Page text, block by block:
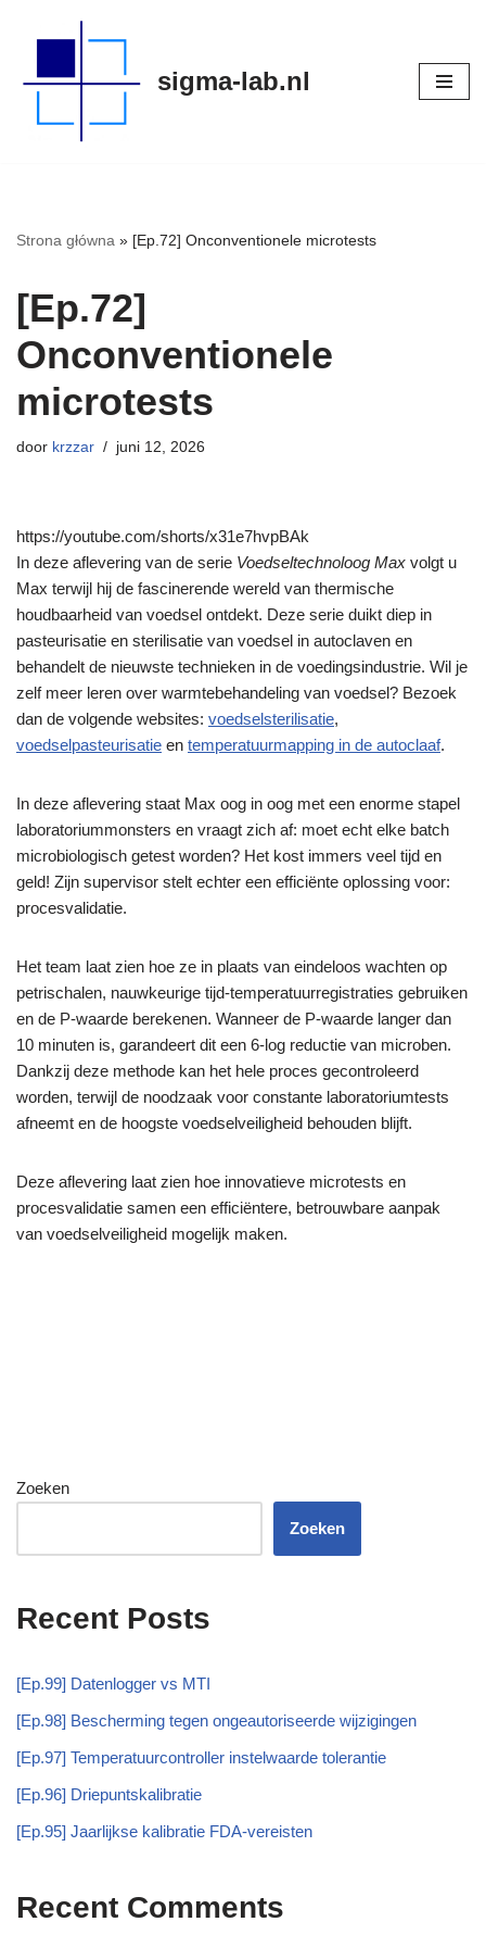
naar
sigma-lab.nl
Strona główna » [Ep.72] Onconventionele microtests
[Ep.72]
Onconventionele
microtests
door krzzar juni 12, 2026
https://youtube.com/shorts/x31e7hvpBAk
In deze aflevering van de serie Voedseltechnoloog Max volgt u
Max terwijl hij de fascinerende wereld van thermische
houdbaarheid van voedsel ontdekt. Deze serie duikt diep in
pasteurisatie en sterilisatie van voedsel in autoclaven en
behandelt de nieuwste technieken in de voedingsindustrie. Wil je
zelf meer leren over warmtebehandeling van voedsel? Bezoek
dan de volgende websites: voedselsterilisatie,
voedselpasteurisatie en temperatuurmapping in de autoclaaf.
In deze aflevering staat Max oog in oog met een enorme stapel
laboratoriummonsters en vraagt zich af: moet echt elke batch
microbiologisch getest worden? Het kost immers veel tijd en
geld! Zijn supervisor stelt echter een efficiënte oplossing voor:
procesvalidatie.
Het team laat zien hoe ze in plaats van eindeloos wachten op
petrischalen, nauwkeurige tijd-temperatuurregistraties gebruiken
en de P-waarde berekenen. Wanneer de P-waarde langer dan
10 minuten is, garandeert dit een 6-log reductie van microben.
Dankzij deze methode kan het hele proces gecontroleerd
worden, terwijl de noodzaak voor constante laboratoriumtests
afneemt en de hoogste voedselveiligheid behouden blijft.
Deze aflevering laat zien hoe innovatieve microtests en
procesvalidatie samen een efficiëntere, betrouwbare aanpak
van voedselveiligheid mogelijk maken.
Zoeken
Zoeken
Recent Posts
[Ep.99] Datenlogger vs MTI
[Ep.98] Bescherming tegen ongeautoriseerde wijzigingen
[Ep.97] Temperatuurcontroller instelwaarde tolerantie
[Ep.96] Driepuntskalibratie
[Ep.95] Jaarlijkse kalibratie FDA-vereisten
Recent Comments